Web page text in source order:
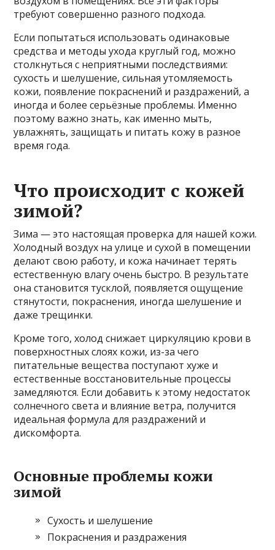
требуют совершенно разного подхода.
Если попытаться использовать одинаковые
средства и методы ухода круглый год, можно
столкнуться с неприятными последствиями:
сухость и шелушение, сильная утомляемость
кожи, появление покраснений и раздражений, а
иногда и более серьёзные проблемы. Именно
поэтому важно знать, как именно мыть,
увлажнять, защищать и питать кожу в разное
время года.
Что происходит с кожей
зимой?
Зима — это настоящая проверка для нашей кожи.
Холодный воздух на улице и сухой в помещении
делают свою работу, и кожа начинает терять
естественную влагу очень быстро. В результате
она становится тусклой, появляется ощущение
стянутости, покраснения, иногда шелушение и
даже трещинки.
Кроме того, холод снижает циркуляцию крови в
поверхностных слоях кожи, из-за чего
питательные вещества поступают хуже и
естественные восстановительные процессы
замедляются. Если добавить к этому недостаток
солнечного света и влияние ветра, получится
идеальная формула для раздражений и
дискомфорта.
Основные проблемы кожи
зимой
Сухость и шелушение
Покраснения и раздражения